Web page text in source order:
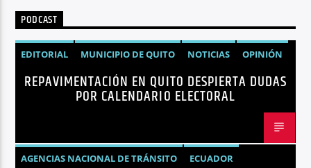
PODCAST
EDITORIAL MUNICIPIO DE QUITO NOTICIAS
OPINIÓN
QUITO
REPAVIMENTACIÓN
REPAVIMENTACIÓN EN QUITO DESPIERTA DUDAS
POR CALENDARIO ELECTORAL
AGENCIAS NACIONAL DE TRÁNSITO
ECUADOR